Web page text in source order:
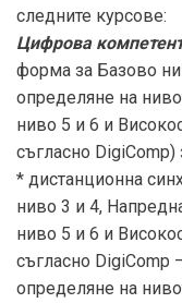
следните курсове:
Цифрова
форма за Базово
определяне на
ниво 5 и 6 и
съгласно
* дистанционна
ниво 3 и 4,
ниво 5 и 6 и
съгласно DigiComp
определяне на